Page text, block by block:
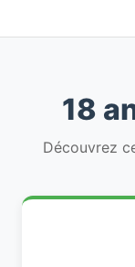
18
Découvrez